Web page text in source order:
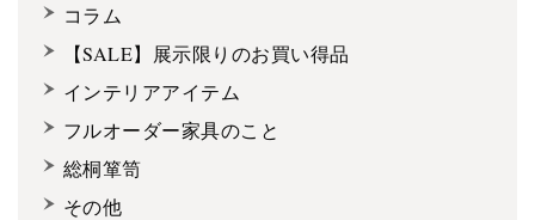
コラム
【SALE】展示限りのお買い得品
インテリアアイテム
フルオーダー家具のこと
総桐箪笥
その他